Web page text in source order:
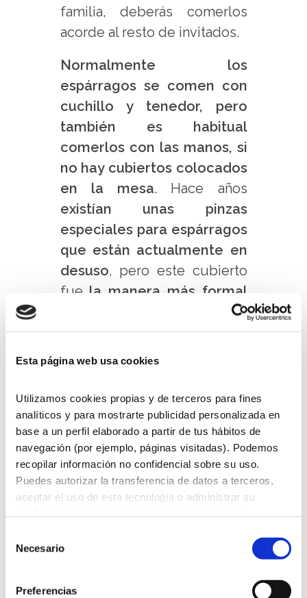
Esta página web usa cookies
Utilizamos cookies propias y de terceros para fines
analíticos y para mostrarte publicidad personalizada en
base a un perfil elaborado a partir de tus hábitos de
navegación (por ejemplo, páginas visitadas). Podemos
recopilar información no confidencial sobre su uso.
Puedes autorizar la transferencia de datos a terceros,
aceptar el uso de esta tecnología o administrar su
información sobre la política de cookies,
pulsa aquí
Para obtener más información sobre nuestras políticas
privacidad.
Necesario
Preferencias
familia, deberás comerlos
acorde al resto de invitados.
Normalmente los
espárragos se comen con
cuchillo y tenedor, pero
también es habitual
comerlos con las manos, si
no hay cubiertos colocados
en la mesa. Hace años
existían unas pinzas
especiales para espárragos
que están actualmente en
desuso, pero este cubierto
fue la manera más formal
de consumir espárragosy
funcionaba de la siguiente
manera: se cogía con las
el tallo, la parte menos tierna
y se comía solo la yema. Pero
en la actualidad, cuando un
espárrago es de calidad, se
comen ambas partes: cabeza
y tallo.